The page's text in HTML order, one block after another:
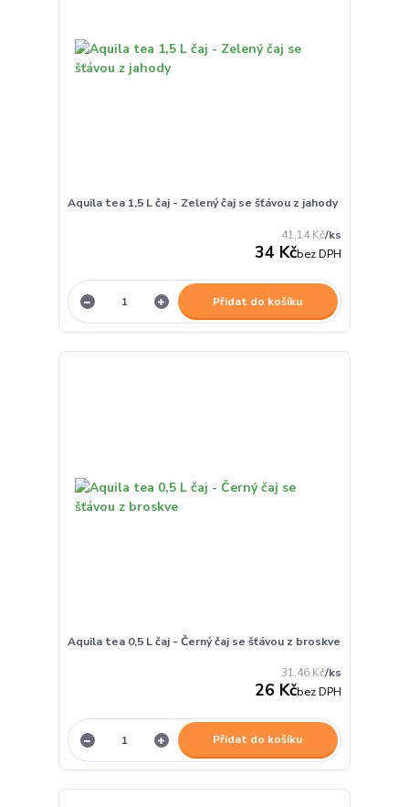
Aquila tea 1,5 L čaj - Zelený čaj se šťávou z jahody
41,14 Kč/ks
34 Kčbez DPH
Přidat do košíku
Aquila tea 0,5 L čaj - Černý čaj se šťávou z broskve
31,46 Kč/ks
26 Kčbez DPH
Přidat do košíku